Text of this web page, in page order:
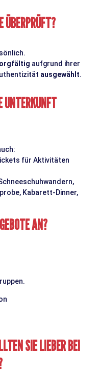
ÜBERPRÜFT?
aufgrund ihrer
ausgewählt.
UNTERKUNFT
für Aktivitäten
Kabarett-Dinner,
AN?
SIE LIEBER BEI